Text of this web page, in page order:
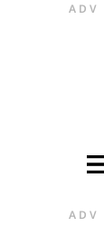
ADV
ADV